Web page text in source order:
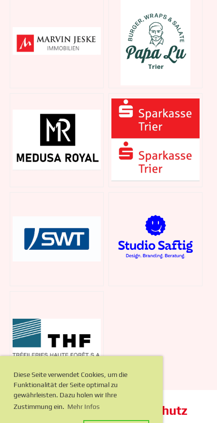
Diese Seite verwendet Cookies, um die
Funktionalität der Seite optimal zu
gewährleisten. Dazu holen wir Ihre
Zustimmung ein. Mehr Infos
Impressum Datenschutz